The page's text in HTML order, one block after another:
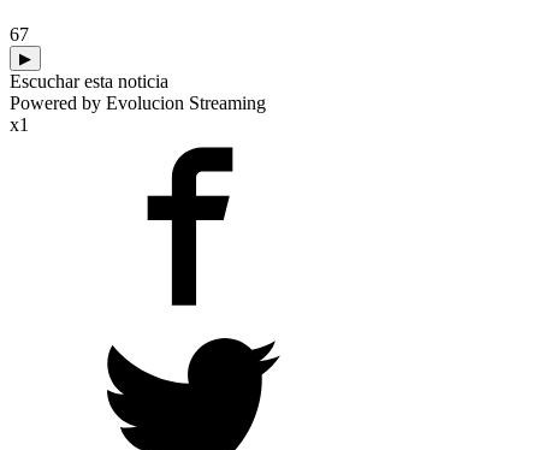
67
▶
Escuchar esta noticia
Powered by Evolucion Streaming
x1